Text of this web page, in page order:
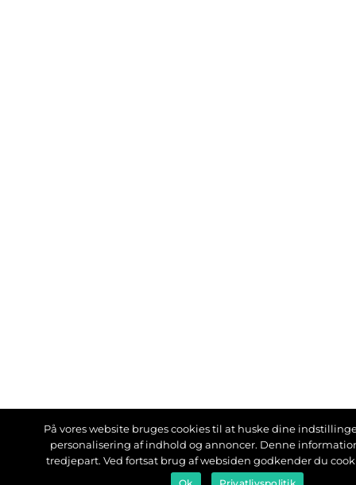
På vores website bruges cookies til at huske dine
personalisering af indhold og annoncer. Denne
tredjepart. Ved fortsat brug af websiden godkender du